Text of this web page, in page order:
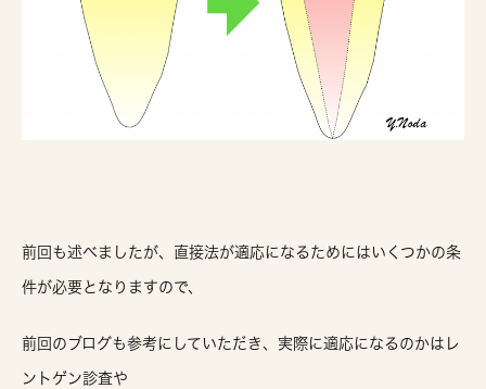
前回も述べましたが、直接法が適応になるためにはいくつかの条
件が必要となりますので、
前回のブログも参考にしていただき、実際に適応になるのかはレ
ントゲン診査や